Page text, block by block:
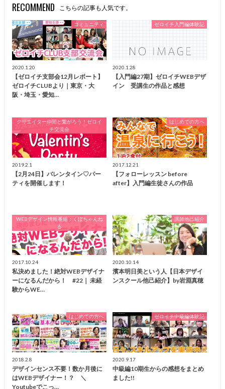
RECOMMEND こちらの記事も人気です。
コミュニティ
2020.1.20
【ゼロイチ支部会12月レポート】
ゼロイチCLUBより｜東京・大
阪・埼玉・愛知…
ゼロイチ入門編体験記
2020.1.28
【入門編27期】ゼロイチWEBデザ
イン 受講生の作品と感想
クリエイター仲間と繋がろう！ゼロイ
チ交流会
2019.2.1
【2月24日】バレンタイン♡パー
ティを開催します！
はじめての方へ
2017.12.21
【フォローレッスン before
after】入門編生徒さんの作品
WEBデザイン情報番組：くぼちゃんね
る
2017.10.24
私決めました！絶対WEBデザイナ
ーになるんだから！ #22｜ 未経
験からWE…
講師他己紹介
2020.10.14
濱本明日美という人【日本デザイ
ンスクール他己紹介】by岩淵真穂
はじめての方へ
2018.2.8
デザインセンス不要！数か月後に
はWEBデザイナー！？ ＼
Youtubeでこっ…
ゼロイチ中級編体験記
2020.9.17
中級編10期生からの感想をまとめ
ました!!